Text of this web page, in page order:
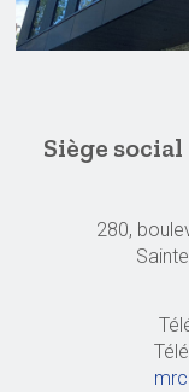
Siège
280,